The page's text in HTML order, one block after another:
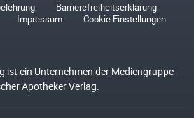
Barrierefreiheitserklärung
Impressum Cookie Einstellungen
ist ein Unternehmen der Mediengruppe
Apotheker Verlag.